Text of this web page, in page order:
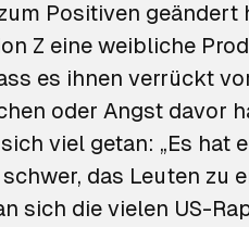
Positiven geändert
Z eine weibliche
es ihnen verrückt
oder Angst davor
viel getan: „Es hat
das Leuten zu
sich die vielen US-